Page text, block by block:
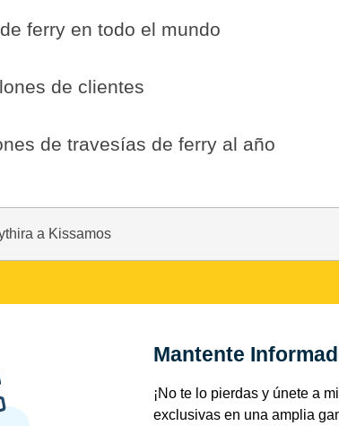
ferry en todo el mundo
de clientes
de travesías de ferry al año
a Kissamos
Mantente
¡No te lo pierdas y únete a
exclusivas en una amplia